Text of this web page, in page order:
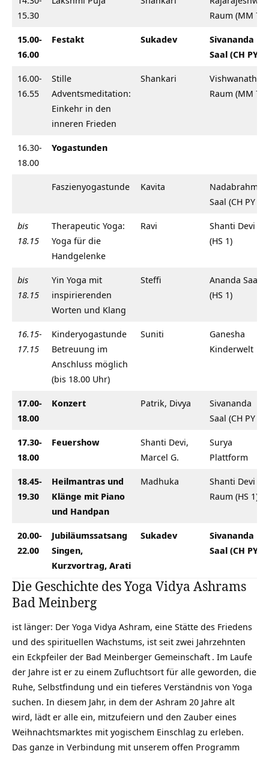
15.30
Raum (MM 7)
15.00-
16.00
Festakt Sukadev
Sivananda
Saal (CH PY 1)
16.00-
16.55
Stille
Adventsmeditation:
Einkehr in den
inneren Frieden
Shankari
Vishwanath
Raum (MM 7)
16.30-
18.00
Yogastunden
Faszienyogastunde Kavita
Nadabrahma
Saal (CH PY 1)
bis
18.15
Therapeutic Yoga:
Yoga für die
Handgelenke
Ravi
Shanti Devi
(HS 1)
bis
18.15
Yin Yoga mit
inspirierenden
Worten und Klang
Steffi
Ananda Saal
(HS 1)
16.15-
17.15
Kinderyogastunde
Betreuung im
Anschluss möglich
(bis 18.00 Uhr)
Suniti
Ganesha
Kinderwelt
17.00-
18.00
Konzert Patrik, Divya
Sivananda
Saal (CH PY 1)
17.30-
18.00
Feuershow
Shanti Devi,
Marcel G.
Surya
Plattform
18.45-
19.30
Heilmantras und
Klänge mit Piano
und Handpan
Madhuka
Shanti Devi
Raum (HS 1)
20.00-
22.00
Jubiläumssatsang
Singen,
Kurzvortrag, Arati
Sukadev
Sivananda
Saal (CH PY 1)
Die Geschichte des Yoga Vidya Ashrams
Bad Meinberg
ist länger: Der Yoga Vidya Ashram, eine Stätte des Friedens
und des spirituellen Wachstums, ist seit zwei Jahrzehnten
ein Eckpfeiler der Bad Meinberger Gemeinschaft . Im Laufe
der Jahre ist er zu einem Zufluchtsort für alle geworden, die
Ruhe, Selbstfindung und ein tieferes Verständnis von Yoga
suchen. In diesem Jahr, in dem der Ashram 20 Jahre alt
wird, lädt er alle ein, mitzufeiern und den Zauber eines
Weihnachtsmarktes mit yogischem Einschlag zu erleben.
Das ganze in Verbindung mit unserem offen Programm